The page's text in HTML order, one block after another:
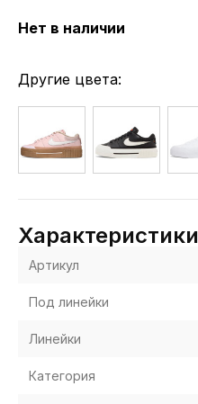
Нет в наличии
Другие цвета:
Характеристики
Артикул
Под линейки
Линейки
Категория